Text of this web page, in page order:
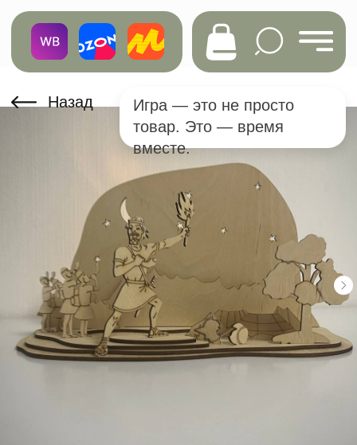
Назад
Игра — это не просто
вместе.